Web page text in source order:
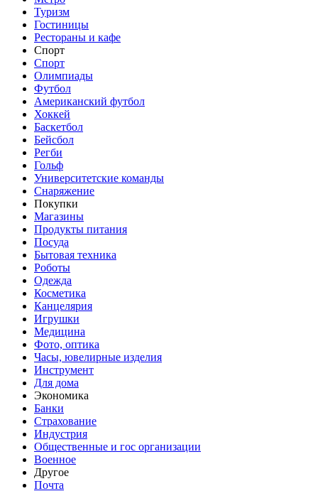
Туризм
Гостиницы
Рестораны и кафе
Спорт
Спорт
Олимпиады
Футбол
Американский футбол
Хоккей
Баскетбол
Бейсбол
Регби
Гольф
Университетские команды
Снаряжение
Покупки
Магазины
Продукты питания
Посуда
Бытовая техника
Роботы
Одежда
Косметика
Канцелярия
Игрушки
Медицина
Фото, оптика
Часы, ювелирные изделия
Инструмент
Для дома
Экономика
Банки
Страхование
Индустрия
Общественные и гос организации
Военное
Другое
Почта